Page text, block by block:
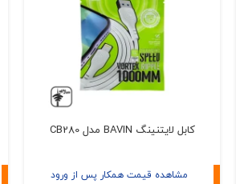
کابل لایتنینگ BAVIN مدل CB280
مشاهده قیمت همکار پس از ورود